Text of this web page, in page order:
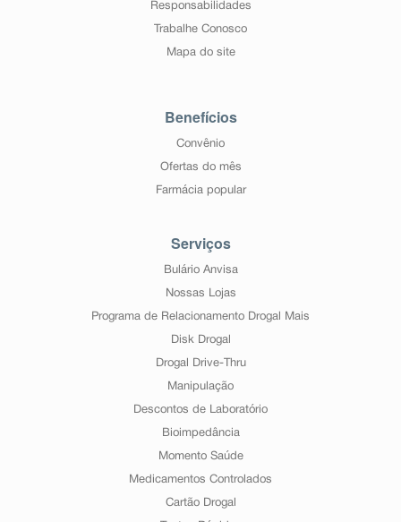
Responsabilidades
Trabalhe Conosco
Mapa do site
Benefícios
Convênio
Ofertas do mês
Farmácia popular
Serviços
Bulário Anvisa
Nossas Lojas
Programa de Relacionamento Drogal Mais
Disk Drogal
Drogal Drive-Thru
Manipulação
Descontos de Laboratório
Bioimpedância
Momento Saúde
Medicamentos Controlados
Cartão Drogal